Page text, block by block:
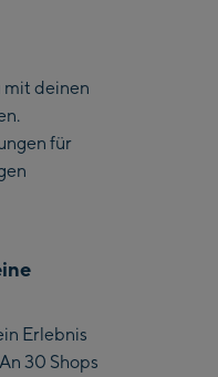
deinen
für
Erlebnis
30 Shops